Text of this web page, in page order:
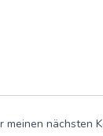
nächsten